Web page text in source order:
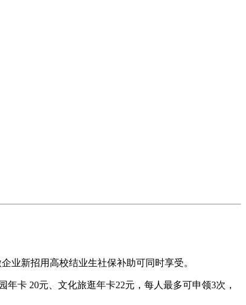
新招用高校结业生社保补助可同时享受。
卡 20元、文化旅逛年卡22元，每人最多可申领3次，